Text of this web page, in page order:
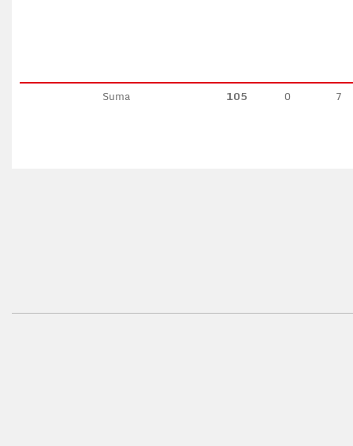
Suma 105 0 7